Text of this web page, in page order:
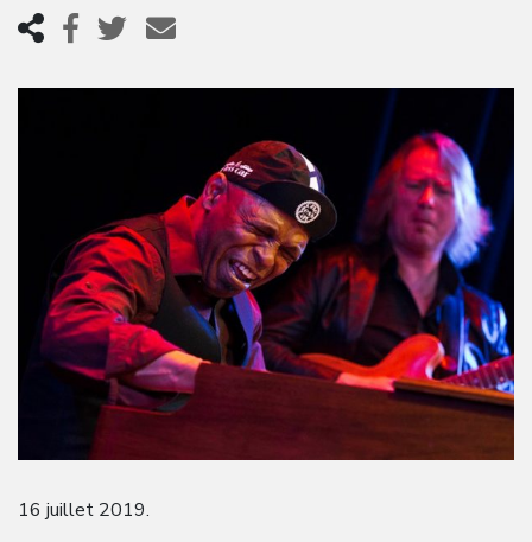
16 juillet 2019.